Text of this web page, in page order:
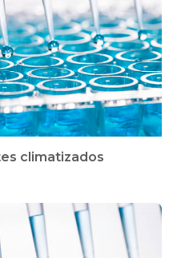
climatizados